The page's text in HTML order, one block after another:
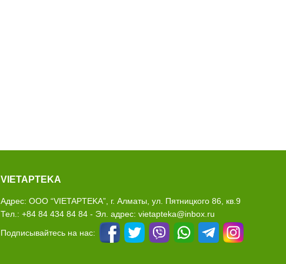
VIETAPTEKA
Адрес: ООО “VIETAPTEKA”, г. Алматы, ул. Пятницкого 86, кв.9
Тел.: +84 84 434 84 84 - Эл. адрес: vietapteka@inbox.ru
Подписывайтесь на нас: